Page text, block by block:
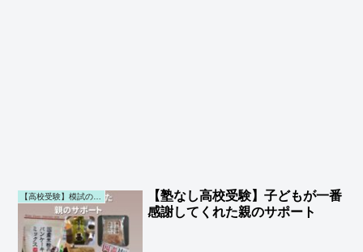
【高校受験】模試の勉強・成績 (第一子)
【塾なし高校受験】子どもが一番
感謝してくれた親のサポート